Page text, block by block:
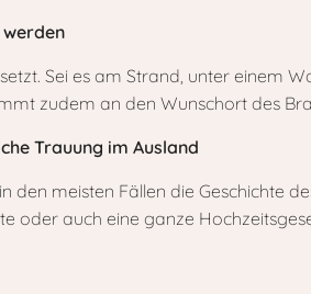
Sei es am Strand, unter einem
zudem an den Wunschort des
Trauung im Ausland
den meisten Fällen die Geschichte
oder auch eine ganze